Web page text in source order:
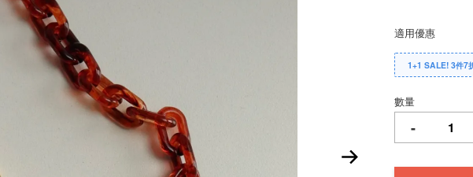
適用優惠
1+1 SALE! 3件7
數量
-